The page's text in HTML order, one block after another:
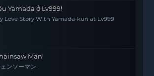
Yamada ở Lv999!
Love Story With Yamada-kun at Lv999
Man
ンソーマン